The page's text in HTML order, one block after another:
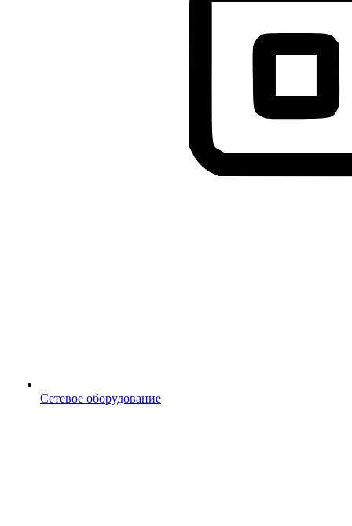
Сетевое оборудование